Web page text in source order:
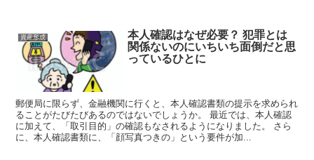
資産形成
本人確認はなぜ必要？ 犯罪とは
関係ないのにいちいち面倒だと思
っているひとに
郵便局に限らず、金融機関に行くと、本人確認書類の提示を求められ
ることがたびたびあるのではないでしょうか。 最近では、本人確認
に加えて、「取引目的」の確認もなされるようになりました。 さら
に、本人確認書類に、「顔写真つきの」という要件が加...